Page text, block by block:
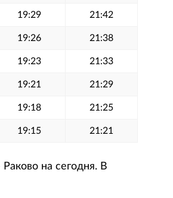
19:29 21:42
19:26 21:38
19:23 21:33
19:21 21:29
19:18 21:25
19:15 21:21
на сегодня. В